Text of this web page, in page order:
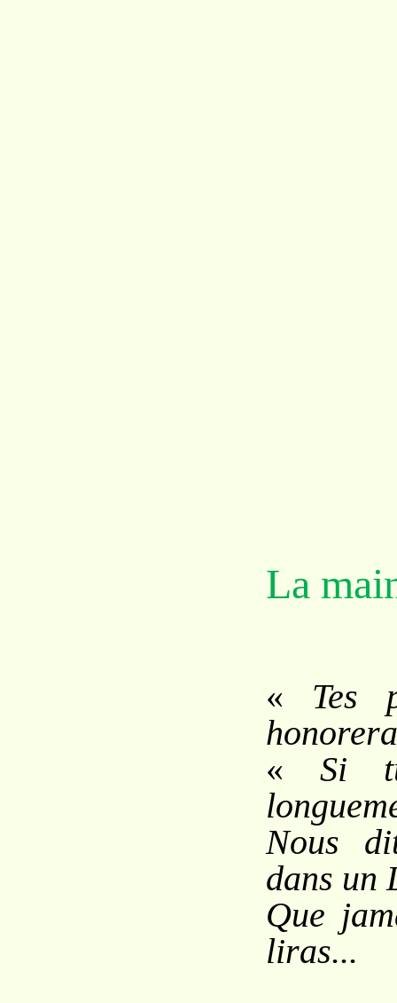
La
« Tes
« Si
Nous
dans un
Que
liras...